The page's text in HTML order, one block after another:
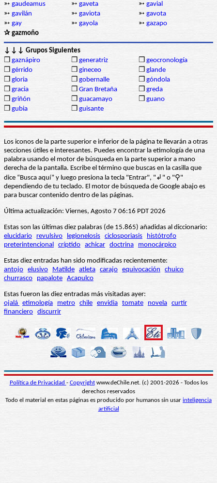
➳ gaudeamus ➳ gaveta ➳ gavial
➳ gavilán ➳ gaviota ➳ gavota
➳ gay ➳ gayola ➳ gazapo
✰ gazmoño
↓↓↓ Grupos Siguientes
❒ gaznápiro ❒ generatriz ❒ geocronología
❒ gérrido ❒ gineceo ❒ glande
❒ gloria ❒ gobernalle ❒ góndola
❒ gracia ❒ Gran Bretaña ❒ greda
❒ griñón ❒ guacamayo ❒ guano
❒ gubia ❒ guisante
Los iconos de la parte superior e inferior de la página te llevarán a otras
secciones útiles e interesantes. Puedes encontrar la etimología de una
palabra usando el motor de búsqueda en la parte superior a mano
derecha de la pantalla. Escribe el término que buscas en la casilla que
dice “Busca aquí” y luego presiona la tecla "Entrar", "↲" o "⚲"
dependiendo de tu teclado. El motor de búsqueda de Google abajo es
para buscar contenido dentro de las páginas.
Última actualización: Viernes, Agosto 7 06:16 PDT 2026
Estas son las últimas diez palabras (de 15.865) añadidas al diccionario:
elucidario
revulsivo legionelosis ciclosporiasis
histótrofo
preterintencional críptido achicar doctrina monocárpico
Estas diez entradas han sido modificadas recientemente:
antojo elusivo Matilde atleta carajo equivocación
chuico
churrasco
papalote Acapulco
Estas fueron las diez entradas más visitadas ayer:
ojalá etimología metro chile envidia tomate novela curtir
financiero discurrir
Política de Privacidad - Copyrightwww.deChile.net. (c) 2001-2026 - Todos los
derechos reservados
Todo el material en estas páginas es producido por humanos sin usar inteligencia
artificial